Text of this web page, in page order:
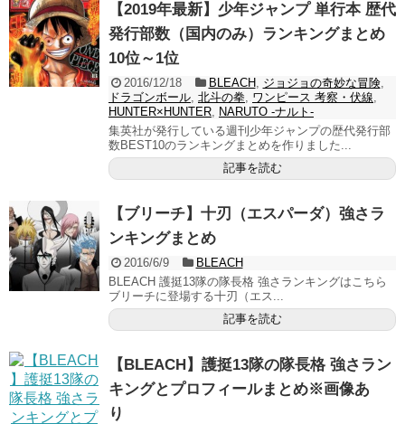
【2019年最新】少年ジャンプ 単行本 歴代
発行部数（国内のみ）ランキングまとめ
10位～1位
2016/12/18 BLEACH, ジョジョの奇妙な冒険,
ドラゴンボール, 北斗の拳, ワンピース 考察・伏線,
HUNTER×HUNTER, NARUTO -ナルト-
集英社が発行している週刊少年ジャンプの歴代発行部
数BEST10のランキングまとめを作りました...
記事を読む
【ブリーチ】十刃（エスパーダ）強さラ
ンキングまとめ
2016/6/9
BLEACH
BLEACH 護挺13隊の隊長格 強さランキングはこちら
ブリーチに登場する十刃（エス...
記事を読む
【BLEACH】護挺13隊の隊長格 強さラン
キングとプロフィールまとめ※画像あ
り